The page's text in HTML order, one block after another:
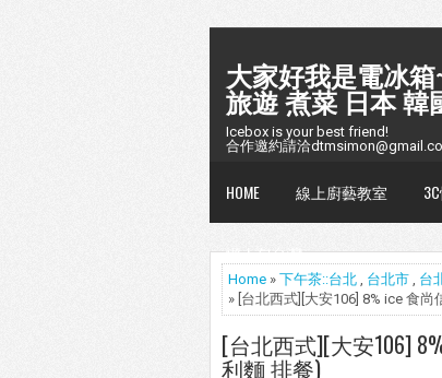
大家好我是電冰
旅遊 煮菜 日本 韓
Icebox is your best friend!
合作邀約請洽
HOME 線上廚藝教室
懶人包台灣
Home » 下午茶::台北 , 台北市 , 台
» [台北西式][大安106] 8% ice 食
[台北西式][大安106]
利麵 排餐)